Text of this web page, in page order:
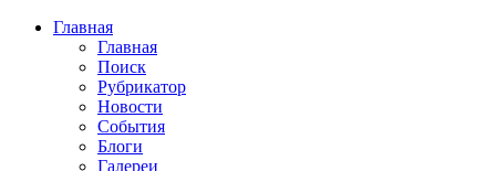
Skip to main content
Главная
Главная
Поиск
Рубрикатор
Новости
События
Блоги
Галереи